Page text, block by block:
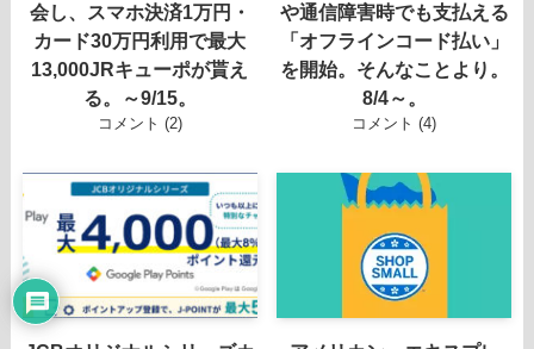
会し、スマホ決済1万円・
カード30万円利用で最大
13,000JRキューポが貰え
る。～9/15。
コメント (2)
や通信障害時でも支払える
「オフラインコード払い」
を開始。そんなことより。
8/4～。
コメント (4)